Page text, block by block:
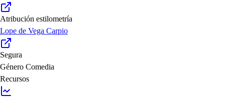
Atribución estilometría
Lope de Vega Carpio
Segura
Género Comedia
Recursos